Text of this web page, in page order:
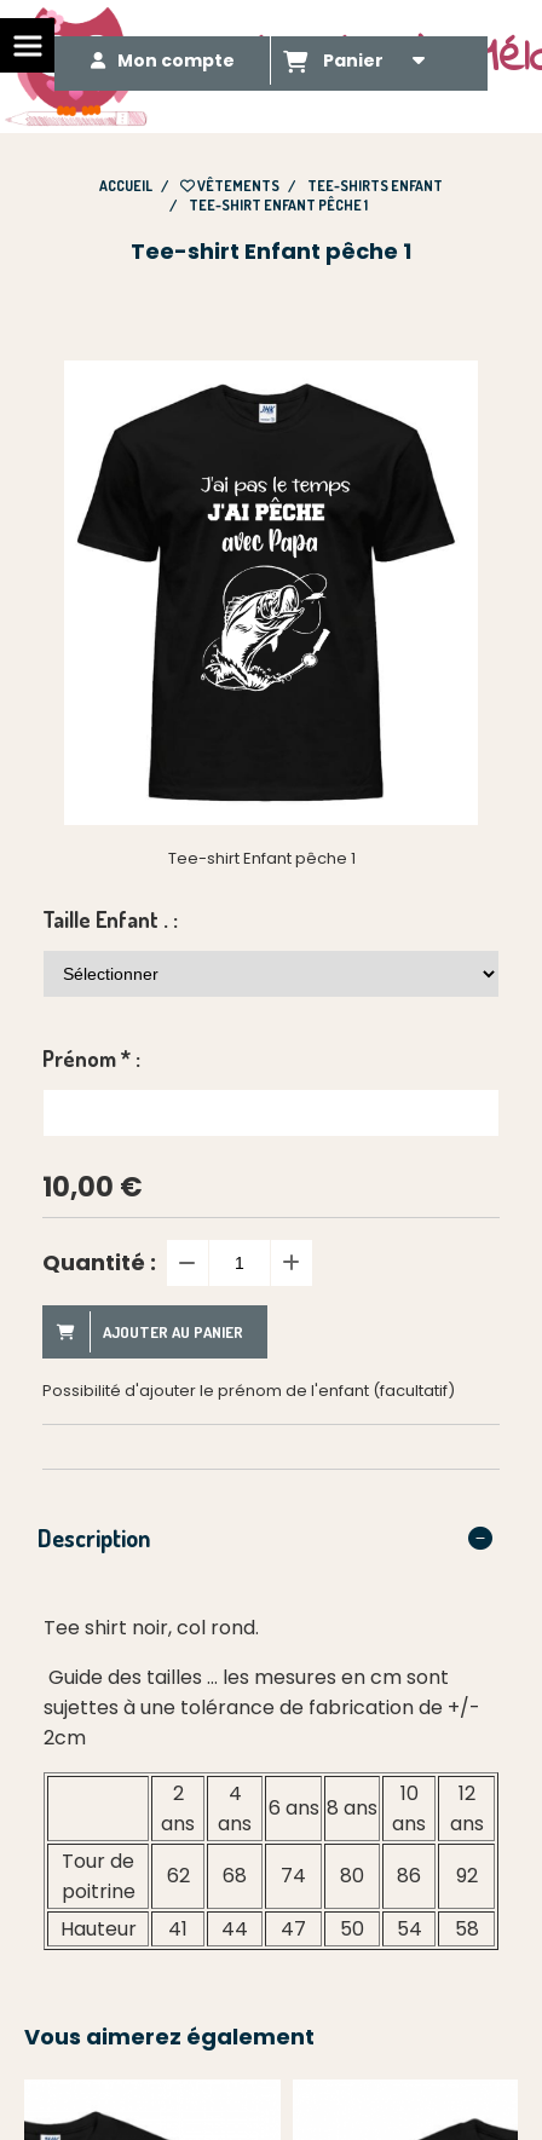
Le Méli Mélo de
Mon compte Panier
ACCUEIL VÊTEMENTS
TEE-SHIRTS ENFANT
TEE-SHIRT ENFANT PÊCHE 1
Tee-shirt Enfant pêche 1
Tee-shirt Enfant pêche 1
Taille Enfant . :
Prénom* :
10,00 €
Quantité :
AJOUTER AU PANIER
Possibilité d'ajouter le prénom de l'enfant (facultatif)
Description
Tee shirt noir, col rond.
Guide des tailles ... les mesures en cm sont
sujettes à une tolérance de fabrication de +/-
2cm
2
ans
4
ans
6 ans 8 ans
10
ans
12
ans
Tour de
poitrine
62 68 74 80 86
92
Hauteur
41 44 47 50 54 58
Vous aimerez également